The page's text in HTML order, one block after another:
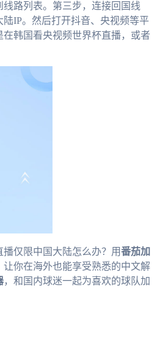
路列表。第三步，连接回国线
IP。然后打开抖音、央视频等平
韩国看央视频世界杯直播，或者
仅限中国大陆怎么办？用番茄加
你在海外也能享受熟悉的中文解
，和国内球迷一起为喜欢的球队加